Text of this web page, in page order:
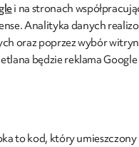
i na stronach
Analityka danych
oraz poprzez wybór witryn
będzie reklama Google
to kod, który umieszczony